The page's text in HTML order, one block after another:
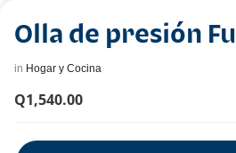
Olla de presión
in Hogar y Cocina
Q1,540.00